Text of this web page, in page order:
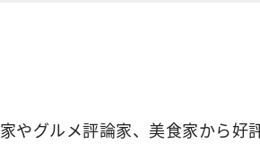
やグルメ評論家、美食家から好